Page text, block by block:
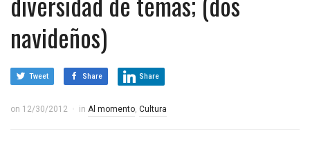
navideños)
Tweet Share Share
on 12/30/2012 in Al momento, Cultura